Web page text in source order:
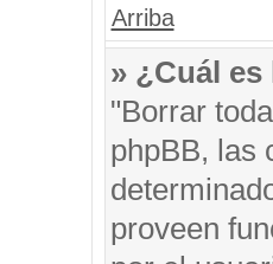
Arriba
» ¿Cuál
"Borrar
phpBB, las
proveen